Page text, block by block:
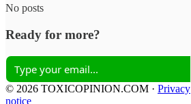
No posts
Ready for more?
© 2026 TOXICOPINION.COM · Privacy
notice